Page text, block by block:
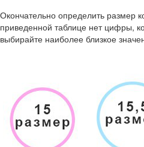
Окончательно определить размер
приведенной таблице нет цифры,
выбирайте наиболее близкое